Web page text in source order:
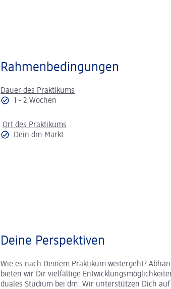
Rahmenbedingungen
Dauer des Praktikums
1 - 2 Wochen
Ort des Praktikums
Dein dm-Markt
Deine Perspektiven
Wie es nach Deinem Praktikum weitergeht?
bieten wir Dir vielfältige
duales Studium bei dm. Wir unterstützen Dich